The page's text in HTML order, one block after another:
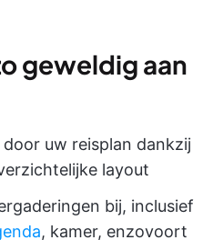
geweldig aan
uw reisplan dankzij
layout
bij, inclusief
, kamer, enzovoort